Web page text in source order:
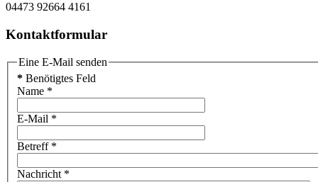
04473 92664 4161
Kontaktformular
Eine E-Mail senden
* Benötigtes Feld
Name *
E-Mail *
Betreff*
Nachricht *